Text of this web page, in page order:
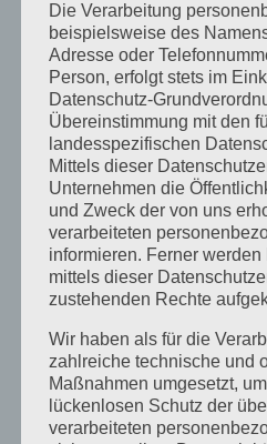
August 2015
Juli 2015
Mai 2015
April 2015
August 2014
Juli 2014
Juni 2014
Januar 2014
Juli 2013
Juni 2013
Mai 2013
Die Verarbeitung
beispielsweise des
Adresse oder
Person, erfolgt stets im
Datenschutz-
Übereinstimmung mit den
landesspezifischen
Mittels dieser
Unternehmen die
und Zweck der von uns
verarbeiteten
informieren. Ferner
mittels dieser
zustehenden Rechte
Wir haben als für die
zahlreiche technische und
Maßnahmen umgesetzt,
lückenlosen Schutz der
verarbeiteten